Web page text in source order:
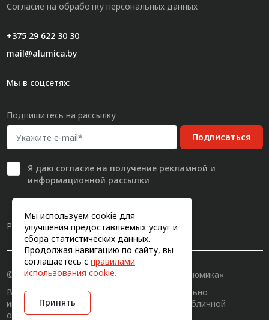
Мы используем cookie для
улучшения предоставляемых услуг и
сбора статистических данных.
Продолжая навигацию по сайту, вы
соглашаетесь с правилами
использования cookie.
Принять
Согласие на обработку персональных данных
+375 29 622 30 30
mail@alumica.by
Мы в соцсетях:
Подпишитесь на рассылку
Подписаться
Я даю согласиена получение рекламной и
информационной рассылки
Разработка сайта
© 2011-2026, Конструкционный профиль «Алюмика»
Вся информация на сайте имеет исключительно
информационный характер и не является публичной
офертой